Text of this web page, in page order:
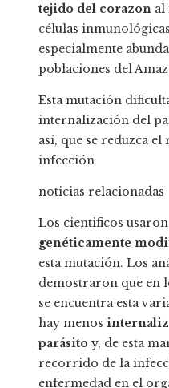
tejido del corazon al
células
especialmente
poblaciones del
Esta mutación
internalización del
así, que se reduzca
infección
noticias relacionadas
Los cientificos usaron
genéticamente
esta mutación. Los
demostraron que en
se encuentra esta
hay menos
parásito y, de esta
recorrido de la
enfermedad en el